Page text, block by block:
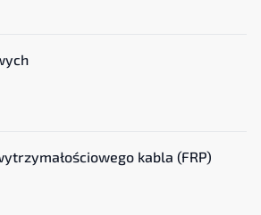
kabla (FRP)